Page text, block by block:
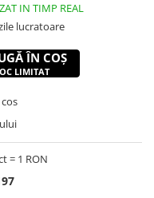
IN TIMP REAL
lucratoare
ÎN COȘ
LIMITAT
= 1 RON